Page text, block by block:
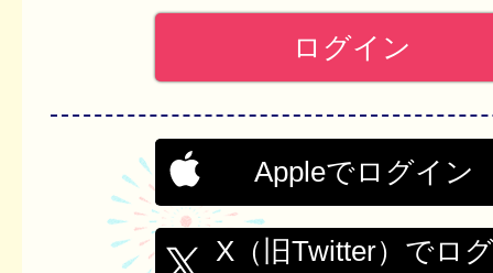
Appleでログイン
X（旧Twitter）でロ